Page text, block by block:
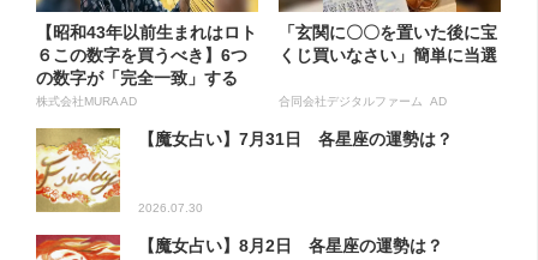
【昭和43年以前生まれはロト
６この数字を買うべき】6つ
の数字が「完全一致」する
方...
株式会社MURA AD
「玄関に〇〇を置いた後に宝
くじ買いなさい」簡単に当選
合同会社デジタルファーム AD
【魔女占い】7月31日 各星座の運勢は？
2026.07.30
【魔女占い】8月2日 各星座の運勢は？